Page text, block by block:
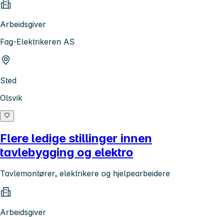
Arbeidsgiver
Fag-Elektrikeren AS
Sted
Olsvik
Flere ledige stillinger innen
tavlebygging og elektro
Tavlemontører, elektrikere og hjelpearbeidere
Arbeidsgiver